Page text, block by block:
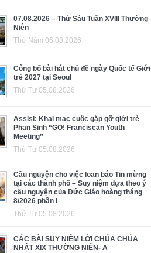
07.08.2026 – Thứ Sáu Tuần XVIII Thường
Niên
Thứ Năm 06.08.2026
Công bố bài hát chủ đề ngày Quốc tế Giới
trẻ 2027 tại Seoul
Thứ Tư 05.08.2026
Assisi: Khai mạc cuộc gặp gỡ giới trẻ
Phan Sinh “GO! Franciscan Youth
Meeting”
Thứ Tư 05.08.2026
Cầu nguyện cho việc loan báo Tin mừng
tại các thành phố – Suy niệm dựa theo ý
cầu nguyện của Đức Giáo hoàng tháng
8/2026 phần I
Thứ Tư 05.08.2026
CÁC BÀI SUY NIỆM LỜI CHÚA CHÚA
NHẬT XIX THƯỜNG NIÊN- A